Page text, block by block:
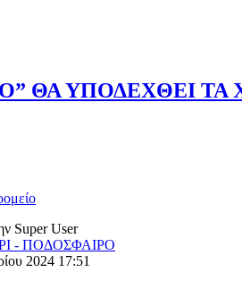
ΘΑ ΥΠΟΔΕΧΘΕΙ ΤΑ
Super User
- ΠΟΔΟΣΦΑΙΡΟ
2024 17:51